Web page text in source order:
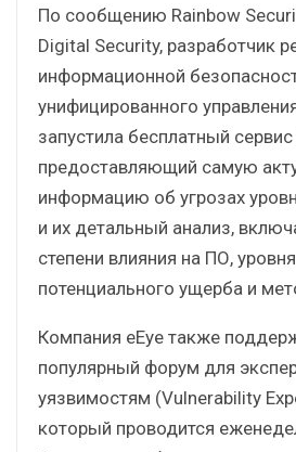
По сообщению Rainbow
Digital Security, разработчик
информационной
унифицированного
запустила бесплатный
предоставляющий самую
информацию об угрозах
и их детальный анализ,
степени влияния на ПО,
потенциального ущерба и
Компания eEye также
популярный форум для
уязвимостям (Vulnerability
который проводится